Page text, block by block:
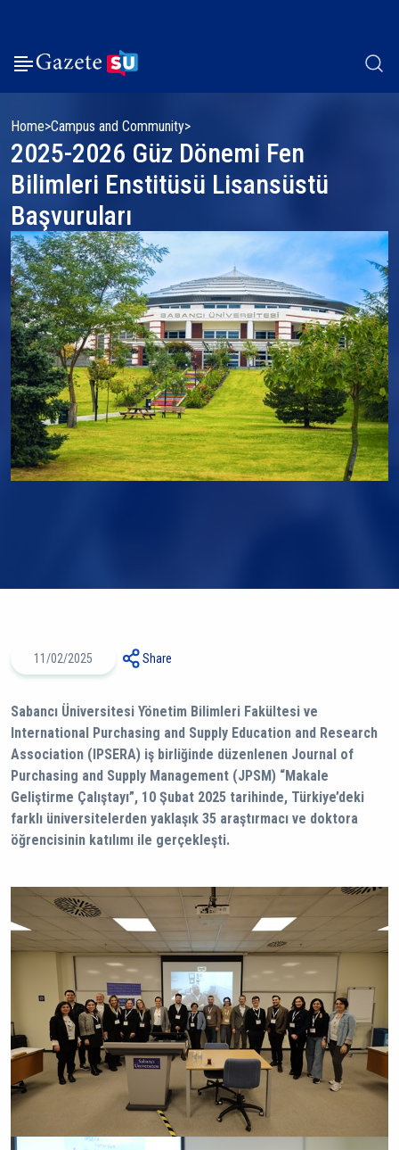
Home Campus and Community
2025-2026 Güz Dönemi Fen
Bilimleri Enstitüsü Lisansüstü
Başvuruları
11/02/2025 Share
Sabancı Üniversitesi Yönetim Bilimleri Fakültesi ve
International Purchasing and Supply Education and Research
Association (IPSERA) iş birliğinde düzenlenen Journal of
Purchasing and Supply Management (JPSM) “Makale
Geliştirme Çalıştayı”, 10 Şubat 2025 tarihinde, Türkiye’deki
farklı üniversitelerden yaklaşık 35 araştırmacı ve doktora
öğrencisinin katılımı ile gerçekleşti.